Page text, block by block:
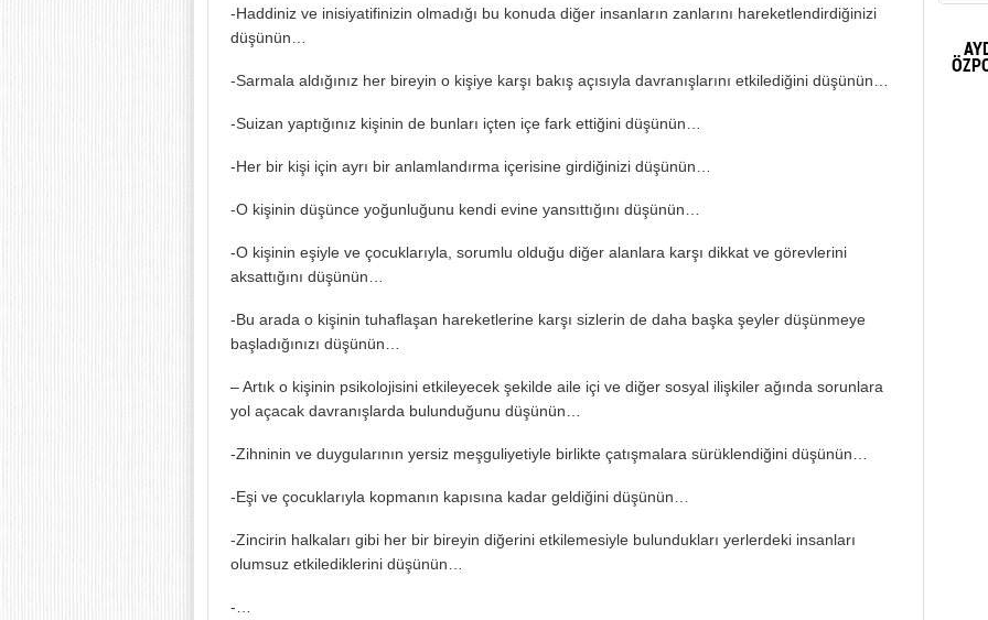
-Haddiniz ve inisiyatifinizin olmadığı bu konuda diğer insanların zanlarını hareketlendirdiğinizi
düşünün…
-Sarmala aldığınız her bireyin o kişiye karşı bakış açısıyla davranışlarını etkilediğini düşünün…
-Suizan yaptığınız kişinin de bunları içten içe fark ettiğini düşünün…
-Her bir kişi için ayrı bir anlamlandırma içerisine girdiğinizi düşünün…
-O kişinin düşünce yoğunluğunu kendi evine yansıttığını düşünün…
-O kişinin eşiyle ve çocuklarıyla, sorumlu olduğu diğer alanlara karşı dikkat ve görevlerini
aksattığını düşünün…
-Bu arada o kişinin tuhaflaşan hareketlerine karşı sizlerin de daha başka şeyler düşünmeye
başladığınızı düşünün…
– Artık o kişinin psikolojisini etkileyecek şekilde aile içi ve diğer sosyal ilişkiler ağında sorunlara
yol açacak davranışlarda bulunduğunu düşünün…
-Zihninin ve duygularının yersiz meşguliyetiyle birlikte çatışmalara sürüklendiğini düşünün…
-Eşi ve çocuklarıyla kopmanın kapısına kadar geldiğini düşünün…
-Zincirin halkaları gibi her bir bireyin diğerini etkilemesiyle bulundukları yerlerdeki insanları
olumsuz etkilediklerini düşünün…
-…